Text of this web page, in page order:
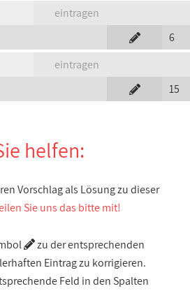
eintragen
6
eintragen
15
helfen:
Vorschlag als Lösung zu dieser
Sie uns das bitte mit!
zu der entsprechenden
Eintrag zu korrigieren.
Feld in den Spalten